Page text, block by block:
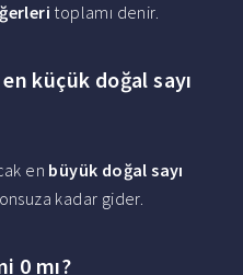
toplamı denir.
küçük doğal sayı
en büyük doğal sayı
kadar gider.
0 mı?